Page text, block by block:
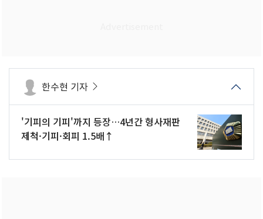
한수현 기자
'기피의 기피'까지 등장…4년간 형사재판
제척·기피·회피 1.5배↑